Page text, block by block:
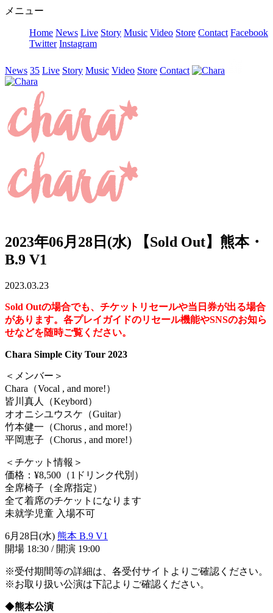
メニュー
Home News Live Story Music Video Store Contact Facebook
Twitter Instagram
News 35 Live Story Music Video Store Contact
2023年06月28日(水) 【Sold Out】熊本・
B.9 V1
2023.03.23
Sold Outの場合でも、チケットリセールや当日券が出る場合
があります。各プレイガイドのリセール機能やSNSのお知ら
せなどを随時ご覧ください。
Chara Simple City Tour 2023
＜メンバー＞
Chara（Vocal , and more!）
皆川真人（Keybord）
オオニシユウスケ（Guitar）
竹本健一（Chorus , and more!）
平岡恵子（Chorus , and more!）
＜チケット情報＞
価格：¥8,500（1ドリンク代別）
全席椅子（全席指定）
全て着席のチケットになります
未就学児童 入場不可
6月28日(水) 熊本 B.9 V1
開場 18:30 / 開演 19:00
※受付期間等の詳細は、各受付サイトよりご確認ください。
※お取り扱い公演は下記よりご確認ください。
◆熊本公演